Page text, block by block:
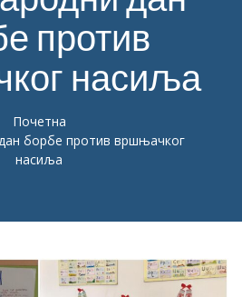
против
насиља
Почетна
борбе против вршњачког
насиља